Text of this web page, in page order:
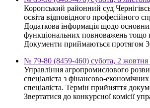
Коропський районний суд
освіта відповідного професійного
Додаткова інформація щодо
функціональних повноважень тощо
Документи приймаються протягом
№ 79-80 (8459-460) субота, 2 жовтня
Управління агропромислового
спеціаліста з фінансово-
спеціаліста. Термін прийняття
Звертатися до конкурсної комісії